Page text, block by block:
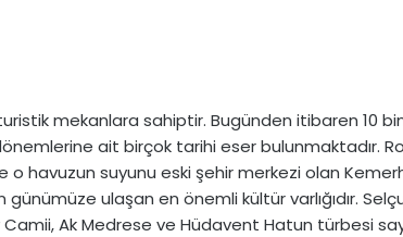
mekanlara sahiptir. Bugünden itibaren 10 bin
ait birçok tarihi eser bulunmaktadır.
havuzun suyunu eski şehir merkezi olan
ulaşan en önemli kültür varlığıdır.
Ak Medrese ve Hüdavent Hatun türbesi